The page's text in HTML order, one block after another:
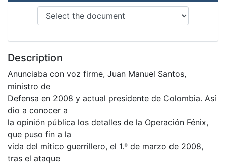
Description
Anunciaba con voz firme, Juan Manuel Santos,
ministro de
Defensa en 2008 y actual presidente de Colombia. Así
dio a conocer a
la opinión pública los detalles de la Operación Fénix,
que puso fin a la
vida del mítico guerrillero, el 1.º de marzo de 2008,
tras el ataque